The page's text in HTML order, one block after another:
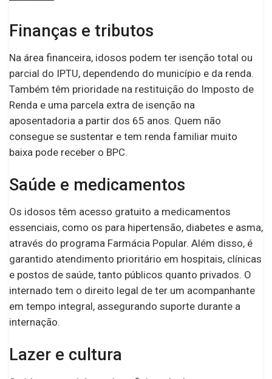
Finanças e tributos
Na área financeira, idosos podem ter isenção total ou
parcial do IPTU, dependendo do município e da renda.
Também têm prioridade na restituição do Imposto de
Renda e uma parcela extra de isenção na
aposentadoria a partir dos 65 anos. Quem não
consegue se sustentar e tem renda familiar muito
baixa pode receber o BPC.
Saúde e medicamentos
Os idosos têm acesso gratuito a medicamentos
essenciais, como os para hipertensão, diabetes e asma,
através do programa Farmácia Popular. Além disso, é
garantido atendimento prioritário em hospitais, clínicas
e postos de saúde, tanto públicos quanto privados. O
internado tem o direito legal de ter um acompanhante
em tempo integral, assegurando suporte durante a
internação.
Lazer e cultura